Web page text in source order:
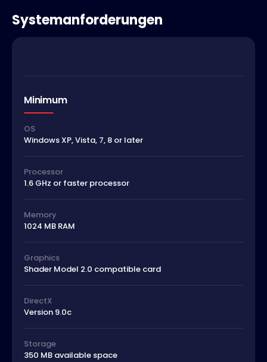
Systemanforderungen
Minimum
OS
Windows XP, Vista, 7, 8 or later
Processor
1.6 GHz or faster processor
Memory
1024 MB RAM
Graphics
Shader Model 2.0 compatible card
DirectX
Version 9.0c
Storage
350 MB available space